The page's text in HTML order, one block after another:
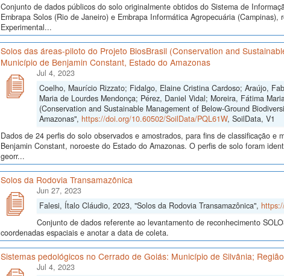
Conjunto de dados públicos do solo originalmente obtidos do Sistema de
Embrapa Solos (Rio de Janeiro) e Embrapa Informática Agropecuária
Experimental...
Solos das áreas-piloto do Projeto BiosBrasil (Conservation and
Município de Benjamin Constant, Estado do Amazonas
Jul 4, 2023
Coelho, Maurício Rizzato; Fidalgo, Elaine Cristina Cardoso; Araújo,
Maria de Lourdes Mendonça; Pérez, Daniel Vidal; Moreira, Fátima
(Conservation and Sustainable Management of Below-Ground
Amazonas", https://doi.org/10.60502/SoilData/PQL61W, SoilData, V1
Dados de 24 perfis do solo observados e amostrados, para fins de classificação
Benjamin Constant, noroeste do Estado do Amazonas. O perfis de solo foram
georr...
Solos da Rodovia Transamazônica
Jun 27, 2023
Falesi, Ítalo Cláudio, 2023, "Solos da Rodovia Transamazônica",
Conjunto de dados referente ao levantamento de reconhecimento
coordenadas espaciais e anotar a data de coleta.
Sistemas pedológicos no Cerrado de Goiás: Município de Silvânia;
Jul 4, 2023